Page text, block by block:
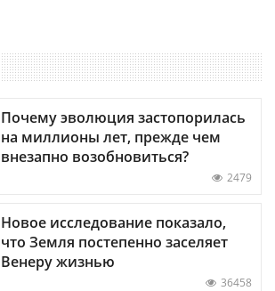
Почему эволюция застопорилась
на миллионы лет, прежде чем
внезапно возобновиться?
2479
Новое исследование показало,
что Земля постепенно заселяет
Венеру жизнью
36458